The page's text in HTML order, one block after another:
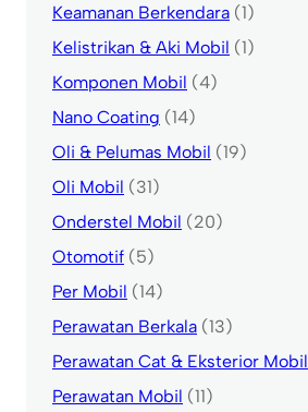
Keamanan Berkendara (1)
Kelistrikan & Aki Mobil (1)
Komponen Mobil (4)
Nano Coating (14)
Oli & Pelumas Mobil (19)
Oli Mobil (31)
Onderstel Mobil (20)
Otomotif (5)
Per Mobil (14)
Perawatan Berkala (13)
Perawatan Cat & Eksterior Mobil
Perawatan Mobil (11)